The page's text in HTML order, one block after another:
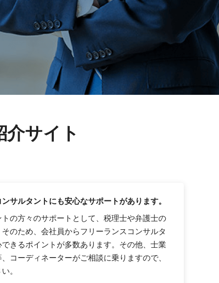
サイト
サルタントにも安心なサポートがあります。
の方々のサポートとして、税理士や弁護士の
のため、会社員からフリーランスコンサルタ
きるポイントが多数あります。その他、士業
コーディネーターがご相談に乗りますので、
。